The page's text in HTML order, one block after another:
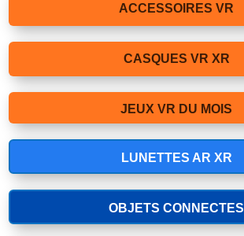
ACCESSOIRES VR
CASQUES VR XR
JEUX VR DU MOIS
LUNETTES AR XR
OBJETS CONNECTES